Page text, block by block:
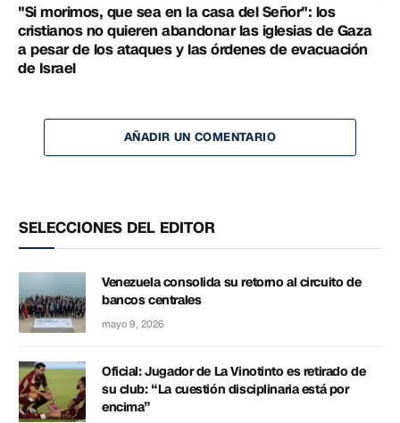
"Si morimos, que sea en la casa del Señor": los
cristianos no quieren abandonar las iglesias de Gaza
a pesar de los ataques y las órdenes de evacuación
de Israel
AÑADIR UN COMENTARIO
SELECCIONES DEL EDITOR
Venezuela consolida su retorno al circuito de
bancos centrales
mayo 9, 2026
Oficial: Jugador de La Vinotinto es retirado de
su club: “La cuestión disciplinaria está por
encima”